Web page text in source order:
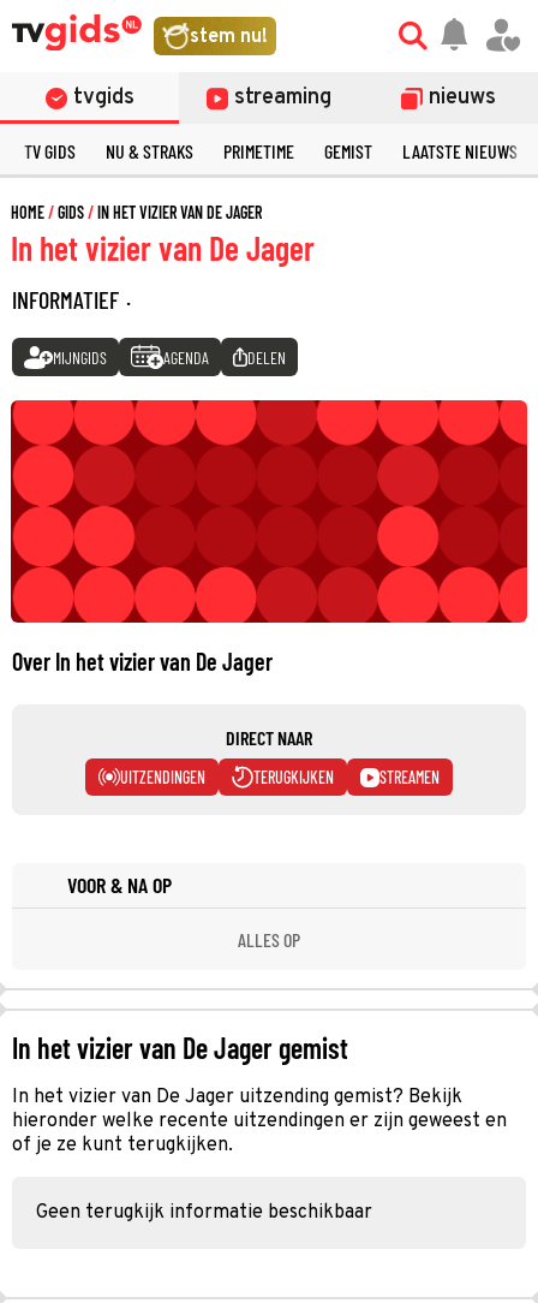
stem nu!
tvgids streaming nieuws
TV GIDS NU & STRAKS PRIMETIME GEMIST LAATSTE NIEUWS
HOME GIDS IN HET VIZIER VAN DE JAGER
In het vizier van De Jager
INFORMATIEF ·
MIJNGIDS AGENDA DELEN
Over In het vizier van De Jager
DIRECT NAAR
UITZENDINGEN TERUGKIJKEN STREAMEN
VOOR & NA OP
ALLES OP
In het vizier van De Jager gemist
In het vizier van De Jager uitzending gemist? Bekijk
hieronder welke recente uitzendingen er zijn geweest en
of je ze kunt terugkijken.
Geen terugkijk informatie beschikbaar